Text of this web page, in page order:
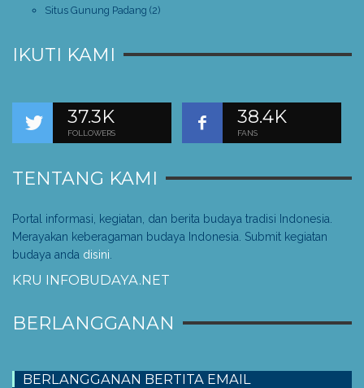
Situs Gunung Padang (2)
IKUTI KAMI
37.3K
FOLLOWERS
38.4K
FANS
TENTANG KAMI
Portal informasi, kegiatan, dan berita budaya tradisi Indonesia.
Merayakan keberagaman budaya Indonesia. Submit kegiatan
budaya anda disini
KRU INFOBUDAYA.NET
BERLANGGANAN
BERLANGGANAN BERTITA EMAIL